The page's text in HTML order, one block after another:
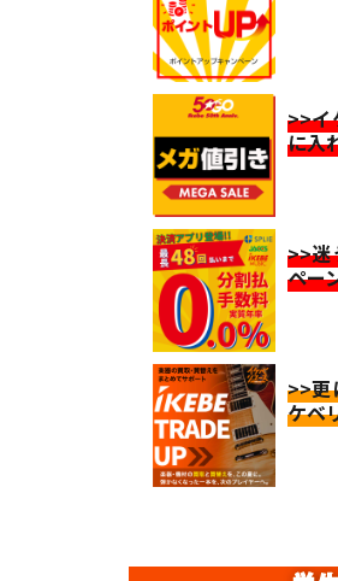
>>イ
に入
>>迷
ペー
>>更
ケベ